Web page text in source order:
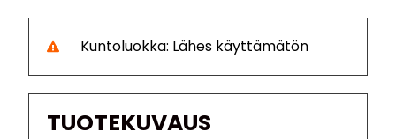
Kuntoluokka: Lähes käyttämätön
TUOTEKUVAUS